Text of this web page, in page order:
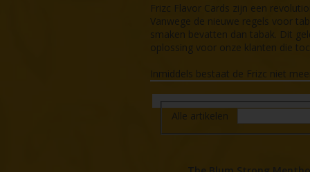
Frizc Flavor Cards zijn een
Vanwege de nieuwe regels voor
smaken bevatten dan tabak. Dit
oplossing voor onze klanten die
Inmiddels bestaat de Frizc niet
Alle artikelen